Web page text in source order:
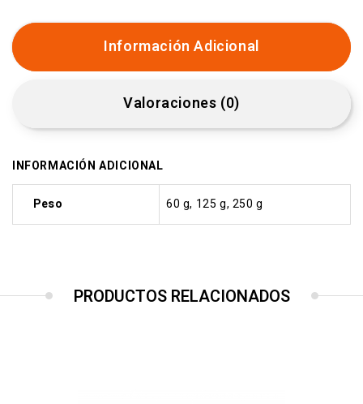
Información Adicional
Valoraciones (0)
INFORMACIÓN ADICIONAL
Peso 60 g, 125 g, 250 g
PRODUCTOS RELACIONADOS